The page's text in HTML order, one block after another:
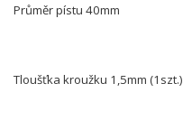
Průměr pístu 40mm
Tloušťka kroužku 1,5mm (1szt.)